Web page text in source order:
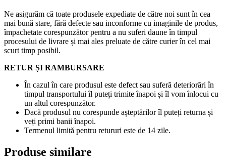
Ne asigurăm că toate produsele expediate de către noi sunt în cea
mai bună stare, fără defecte sau inconforme cu imaginile de produs,
împachetate corespunzător pentru a nu suferi daune în timpul
procesului de livrare și mai ales preluate de către curier în cel mai
scurt timp posibil.
RETUR ȘI RAMBURSARE
În cazul în care produsul este defect sau suferă deteriorări în
timpul transportului îl puteți trimite înapoi și îl vom înlocui cu
un altul corespunzător.
Dacă produsul nu corespunde așteptărilor îl puteți returna și
veți primi banii înapoi.
Termenul limită pentru retururi este de 14 zile.
Produse similare